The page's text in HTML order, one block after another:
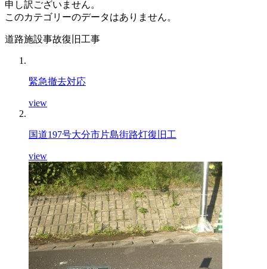
申し訳ございません。
このカテゴリーのデータはありません。
道路施設事故復旧工事
緊急撤去対応
view
国道197号大分市片島街路灯復旧工
view